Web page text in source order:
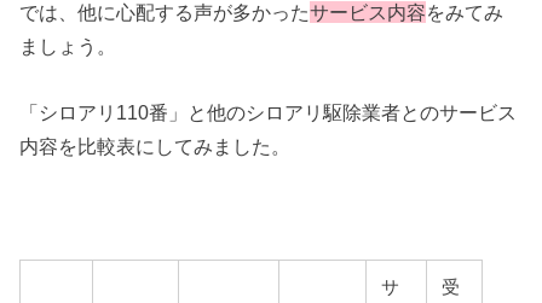
では、他に心配する声が多かったサービス内容をみてみ
ましょう。
「シロアリ110番」と他のシロアリ駆除業者とのサービス
内容を比較表にしてみました。
サ
受